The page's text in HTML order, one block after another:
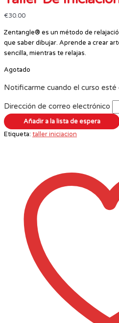
€30.00
Zentangle® es un método de
que saber dibujar. Aprende a crear
sencilla, mientras te relajas.
Agotado
Notificarme cuando el curso esté
Dirección de correo electrónico
Etiqueta: taller iniciacion